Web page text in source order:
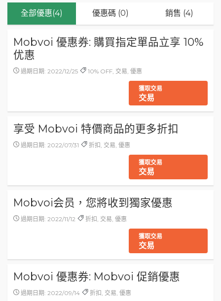
全部優惠(4) 優惠碼 (0) 銷售 (4)
Mobvoi 優惠券: 購買指定單品立享 10%
优惠
過期日期: 2022/12/25 10% OFF, 交易, 優惠
獲取交易
交易
享受 Mobvoi 特價商品的更多折扣
過期日期: 2022/07/31 折扣, 交易, 優惠
獲取交易
交易
Mobvoi会员，您將收到獨家優惠
過期日期: 2022/11/12 折扣, 交易, 優惠
獲取交易
交易
Mobvoi 優惠券: Mobvoi 促銷優惠
過期日期: 2022/09/14 折扣, 交易, 優惠